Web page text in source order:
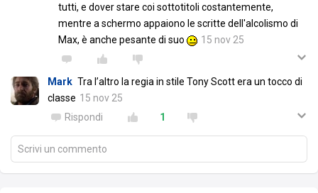
tutti, e dover stare coi sottotitoli costantemente,
mentre a schermo appaiono le scritte dell'alcolismo di
Max, è anche pesante di suo
15 nov 25
Mark Tra l’altro la regia in stile Tony Scott era un tocco di
classe 15 nov 25
Rispondi
1
Scrivi un commento